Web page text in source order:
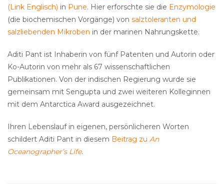
(Link Englisch) in Pune. Hier erforschte sie die Enzymologie
(die biochemischen Vorgänge) von salztoleranten und
salzliebenden Mikroben in der marinen Nahrungskette.
Aditi Pant ist Inhaberin von fünf Patenten und Autorin oder
Ko-Autorin von mehr als 67 wissenschaftlichen
Publikationen. Von der indischen Regierung wurde sie
gemeinsam mit Sengupta und zwei weiteren Kolleginnen
mit dem Antarctica Award ausgezeichnet.
Ihren Lebenslauf in eigenen, persönlicheren Worten
schildert Aditi Pant in diesem Beitrag zu An
Oceanographer’s Life.